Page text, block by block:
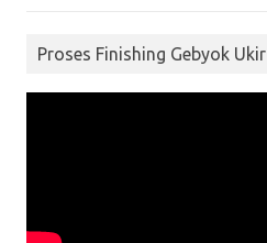
Proses Finishing Gebyok Ukir